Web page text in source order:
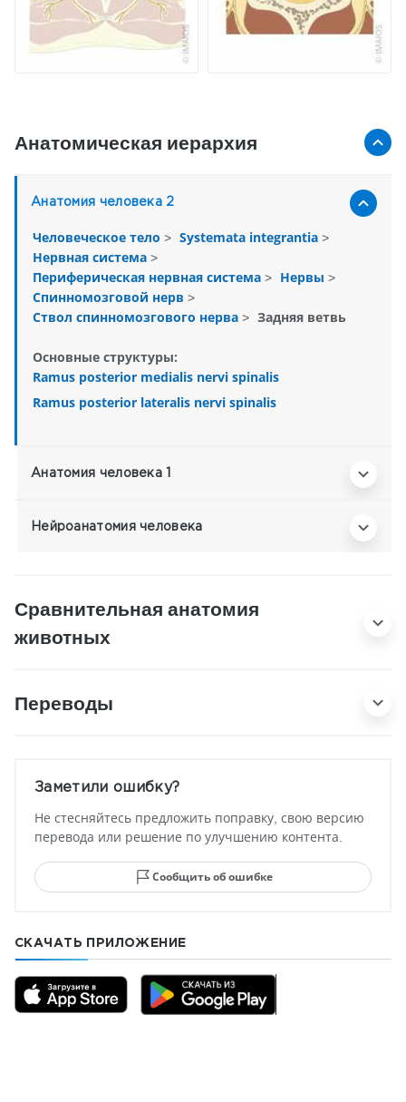
Анатомическая иерархия
Анатомия человека 2
Человеческое тело > Systemata integrantia >
Нервная система >
Периферическая нервная система > Нервы >
Спинномозговой нерв >
Ствол спинномозгового нерва > Задняя ветвь
Основные структуры:
Ramus posterior medialis nervi spinalis
Ramus posterior lateralis nervi spinalis
Анатомия человека 1
Нейроанатомия человека
Сравнительная анатомия
животных
Переводы
Заметили ошибку?
Не стесняйтесь предложить поправку, свою версию
перевода или решение по улучшению контента.
Сообщить об ошибке
СКАЧАТЬ ПРИЛОЖЕНИЕ